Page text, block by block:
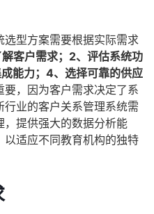
型方案需要根据实际需求
客户需求；2、评估系统功
能力；4、选择可靠的供应
，因为客户需求决定了系
业的客户关系管理系统需
提供强大的数据分析能
适应不同教育机构的独特